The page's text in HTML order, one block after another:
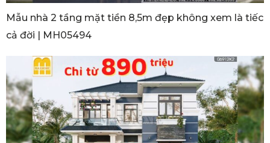
Mẫu nhà 2 tầng mặt tiền 8,5m đẹp không xem là tiếc
cả đời | MH05494